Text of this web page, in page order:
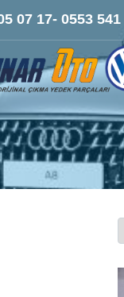
07 17- 0553
AUDİ Orijinal